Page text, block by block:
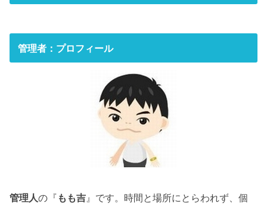
管理者：プロフィール
管理人の『 もも吉 』です。時間と場所にとらわれず、個